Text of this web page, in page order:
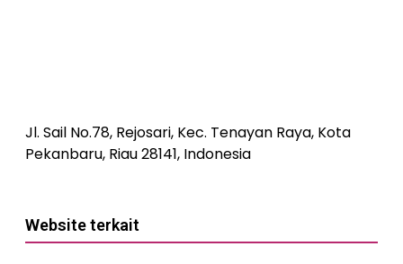
Jl. Sail No.78, Rejosari, Kec. Tenayan Raya, Kota
Pekanbaru, Riau 28141, Indonesia
Website terkait